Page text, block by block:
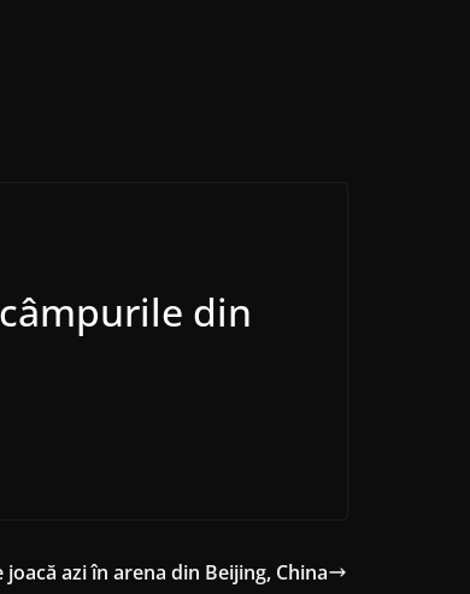
din
azi în arena din Beijing, China